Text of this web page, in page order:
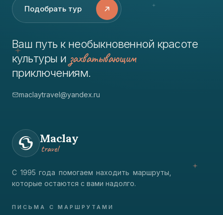
Подобрать тур
Ваш путь к необыкновенной красоте
культуры и захватывающим
приключениям.
maclaytravel@yandex.ru
Maclay
travel
С 1995 года помогаем находить маршруты,
которые остаются с вами надолго.
ПИСЬМА С МАРШРУТАМИ